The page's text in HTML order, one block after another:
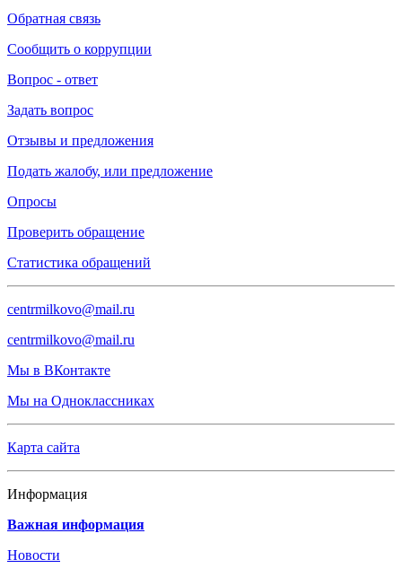
Обратная связь
Сообщить о коррупции
Вопрос - ответ
Задать вопрос
Отзывы и предложения
Подать жалобу, или предложение
Опросы
Проверить обращение
Статистика обращений
centrmilkovo@mail.ru
centrmilkovo@mail.ru
Мы в ВКонтакте
Мы на Одноклассниках
Карта сайта
Информация
Важная информация
Новости